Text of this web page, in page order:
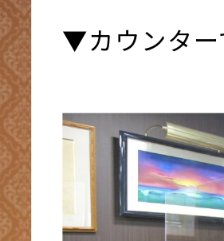
▼カウンター